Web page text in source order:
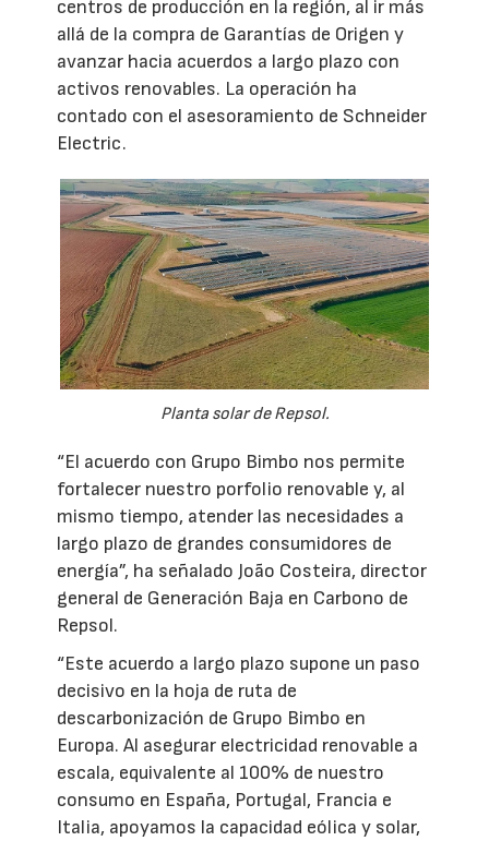
centros de producción en la región, al ir más
allá de la compra de Garantías de Origen y
avanzar hacia acuerdos a largo plazo con
activos renovables. La operación ha
contado con el asesoramiento de Schneider
Electric.
Planta solar de Repsol.
“El acuerdo con Grupo Bimbo nos permite
fortalecer nuestro porfolio renovable y, al
mismo tiempo, atender las necesidades a
largo plazo de grandes consumidores de
energía”, ha señalado João Costeira, director
general de Generación Baja en Carbono de
Repsol.
“Este acuerdo a largo plazo supone un paso
decisivo en la hoja de ruta de
descarbonización de Grupo Bimbo en
Europa. Al asegurar electricidad renovable a
escala, equivalente al 100% de nuestro
consumo en España, Portugal, Francia e
Italia, apoyamos la capacidad eólica y solar,